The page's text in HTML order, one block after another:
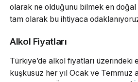
olarak ne olduğunu bilmek en doğal
tam olarak bu ihtiyaca
Alkol Fiyatları
Türkiye’de alkol fiyatları üzerindeki
kuşkusuz her yıl Ocak ve Temmuz